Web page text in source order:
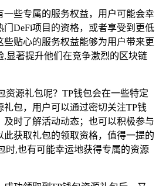
一些专属的服务权益，用户可能会幸
DeFi项目的资格，或者享受到更低
些贴心的服务权益能够为用户带来更
,显著提升他们在竞争激烈的区块链
资源礼包呢？TP钱包会在一些特定
包，用户可以通过密切关注TP钱
时了解活动动态；也可以积极参与
获取礼包的领取资格，值得一提的
时,也有可能幸运地获得专属的资源